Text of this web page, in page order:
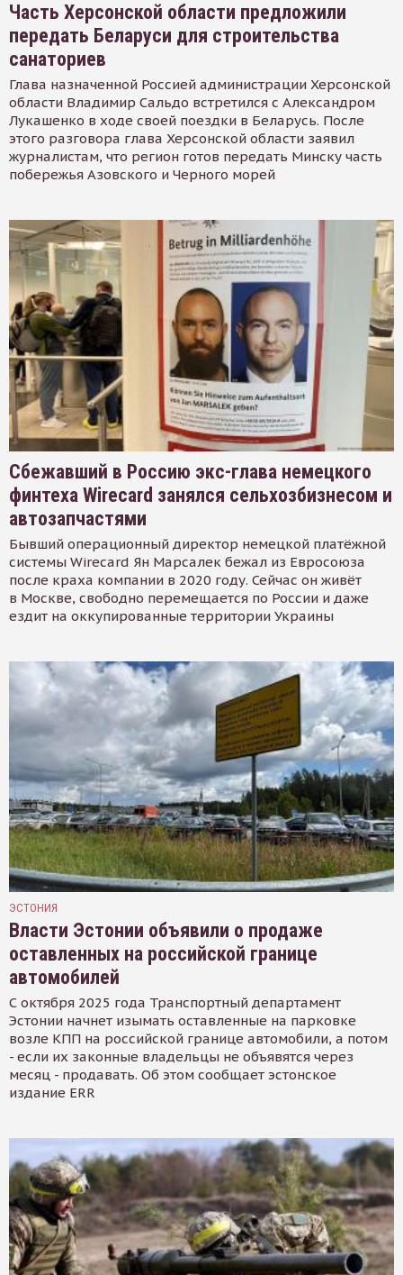
Часть Херсонской области предложили
передать Беларуси для строительства
санаториев
Глава назначенной Россией администрации Херсонской
области Владимир Сальдо встретился с Александром
Лукашенко в ходе своей поездки в Беларусь. После
этого разговора глава Херсонской области заявил
журналистам, что регион готов передать Минску часть
побережья Азовского и Черного морей
Сбежавший в Россию экс-глава немецкого
финтеха Wirecard занялся сельхозбизнесом и
автозапчастями
Бывший операционный директор немецкой платёжной
системы Wirecard Ян Марсалек бежал из Евросоюза
после краха компании в 2020 году. Сейчас он живёт
в Москве, свободно перемещается по России и даже
ездит на оккупированные территории Украины
ЭСТОНИЯ
Власти Эстонии объявили о продаже
оставленных на российской границе
автомобилей
С октября 2025 года Транспортный департамент
Эстонии начнет изымать оставленные на парковке
возле КПП на российской границе автомобили, а потом
- если их законные владельцы не объявятся через
месяц - продавать. Об этом сообщает эстонское
издание ERR